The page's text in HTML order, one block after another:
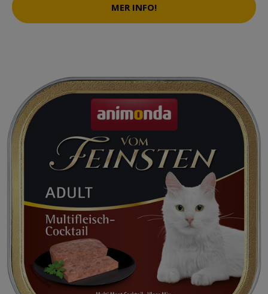
MER INFO!